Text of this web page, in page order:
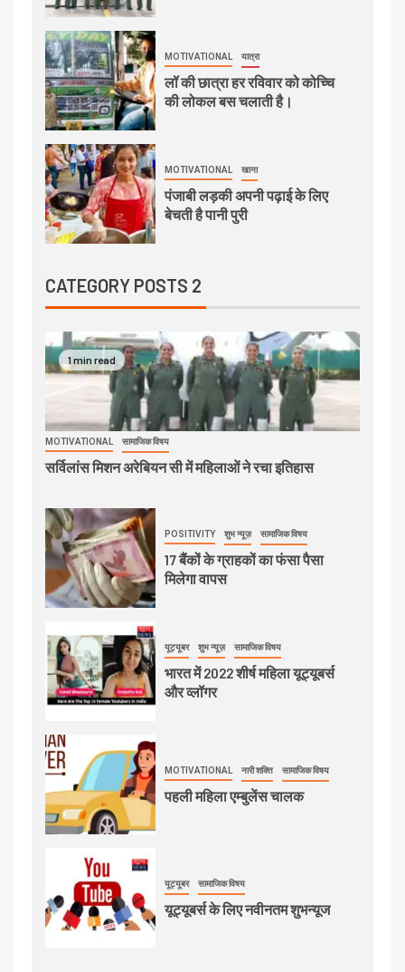
MOTIVATIONAL यात्रा
लॉ की छात्रा हर रविवार को कोच्चि
की लोकल बस चलाती है।
MOTIVATIONAL खाना
पंजाबी लड़की अपनी पढ़ाई के लिए
बेचती है पानी पुरी
CATEGORY POSTS 2
1 min read
MOTIVATIONAL सामाजिक विषय
सर्विलांस मिशन अरेबियन सी में महिलाओं ने रचा इतिहास
POSITIVITY शुभ न्यूज़ सामाजिक विषय
17 बैंकों के ग्राहकों का फंसा पैसा
मिलेगा वापस
यूट्यूबर शुभ न्यूज़ सामाजिक विषय
भारत में 2022 शीर्ष महिला यूट्यूबर्स
और व्लॉगर
MOTIVATIONAL नारी शक्ति सामाजिक विषय
पहली महिला एम्बुलेंस चालक
यूट्यूबर सामाजिक विषय
यूट्यूबर्स के लिए नवीनतम शुभन्यूज